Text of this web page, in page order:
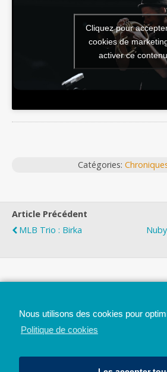
Cliquez pour
cookies de
activer ce contenu
Catégories:
Article Précédent
MLB Trio : Birka
Nous utilisons des cookies pour
Politique de cookies